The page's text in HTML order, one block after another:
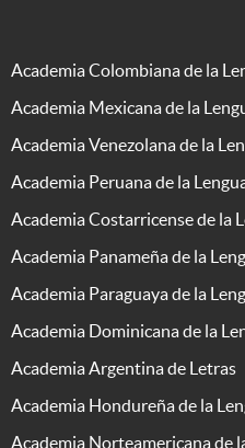
Academia Colombiana de la
Academia Mexicana de la
Academia Venezolana de la
Academia Peruana de la
Academia Costarricense de la
Academia Panameña de la
Academia Paraguaya de la
Academia Dominicana de la
Academia Argentina de Letras
Academia Hondureña de la
Academia Norteamericana de